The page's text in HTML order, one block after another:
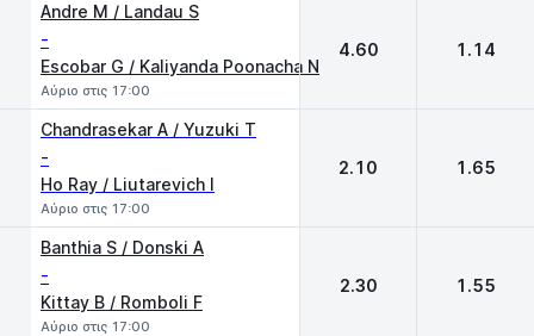
Andre M / Landau S
-
Escobar G / Kaliyanda Poonacha N
Αύριο στις 17:00
4.60 1.14
Chandrasekar A / Yuzuki T
-
Ho Ray / Liutarevich I
Αύριο στις 17:00
2.10 1.65
Banthia S / Donski A
-
Kittay B / Romboli F
Αύριο στις 17:00
2.30 1.55